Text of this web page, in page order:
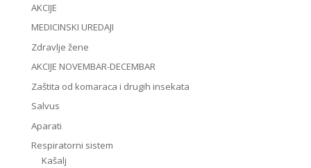
AKCIJE
MEDICINSKI UREDAJI
Zdravlje žene
AKCIJE NOVEMBAR-DECEMBAR
Zaštita od komaraca i drugih insekata
Salvus
Aparati
Respiratorni sistem
Kašalj